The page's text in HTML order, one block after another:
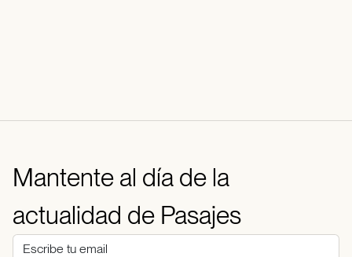
Mantente al día de la
actualidad de Pasajes